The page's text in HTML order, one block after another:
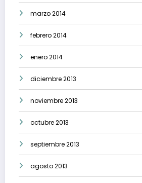
marzo 2014
febrero 2014
enero 2014
diciembre 2013
noviembre 2013
octubre 2013
septiembre 2013
agosto 2013